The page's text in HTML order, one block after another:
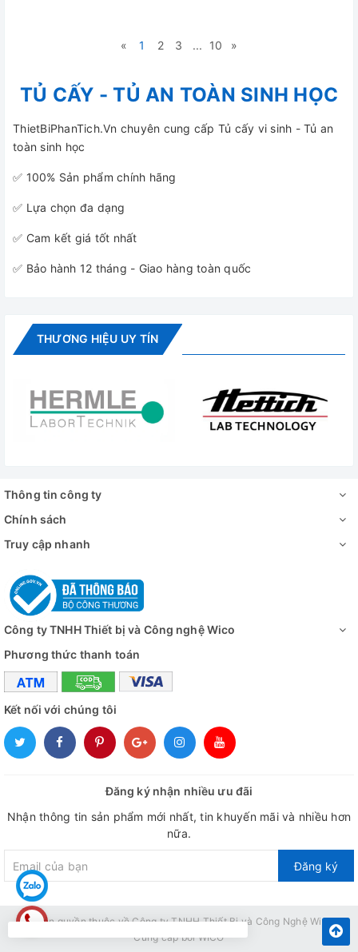
« 1 2 3 ... 10 »
TỦ CẤY - TỦ AN TOÀN SINH HỌC
ThietBiPhanTich.Vn chuyên cung cấp Tủ cấy vi sinh - Tủ an
toàn sinh học
✅ 100% Sản phẩm chính hãng
✅ Lựa chọn đa dạng
✅ Cam kết giá tốt nhất
✅ Bảo hành 12 tháng - Giao hàng toàn quốc
THƯƠNG HIỆU UY TÍN
Thông tin công ty
Chính sách
Truy cập nhanh
Công ty TNHH Thiết bị và Công nghệ Wico
Phương thức thanh toán
Kết nối với chúng tôi
Đăng ký nhận nhiều ưu đãi
Nhận thông tin sản phẩm mới nhất, tin khuyến mãi và nhiều hơn
nữa.
Đăng ký
© Bản quyền thuộc vềCông ty TNHH Thiết Bị và Công Nghệ Wico
Cung cấp bởiWICO